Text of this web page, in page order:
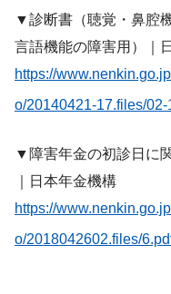
▼診断書（聴覚・鼻腔
言語機能の障害用）｜
https://
o/20140421-17.files/02-
▼障害年金の初診日に
｜日本年金機構
https://
o/2018042602.files/